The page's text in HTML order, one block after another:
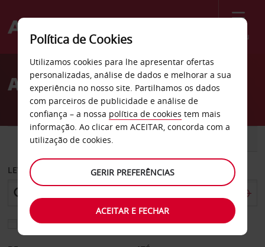
Menu
Welcome
AvisAluguer de carros Temuco
CARRO
LEVANTAR EM
Escolher uma estação de devolução diferente
Política de Cookies
Utilizamos cookies para lhe apresentar ofertas
personalizadas, análise de dados e melhorar a sua
experiência no nosso site. Partilhamos os dados
com parceiros de publicidade e análise de
confiança – a nossa política de cookies tem mais
informação. Ao clicar em ACEITAR, concorda com a
utilização de cookies.
GERIR PREFERÊNCIAS
ACEITAR E FECHAR